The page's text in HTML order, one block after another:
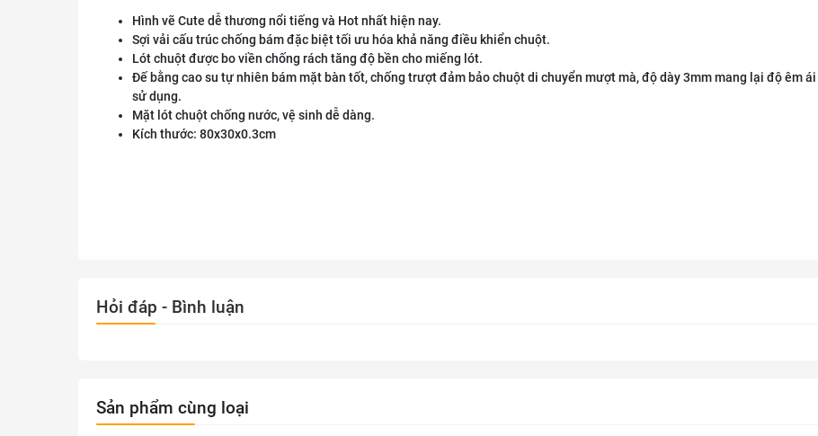
Hình vẽ Cute dễ thương nổi tiếng và Hot nhất hiện nay.
Sợi vải cấu trúc chống bám đặc biệt tối ưu hóa khả năng điều khiển chuột.
Lót chuột được bo viền chống rách tăng độ bền cho miếng lót.
Đế bằng cao su tự nhiên bám mặt bàn tốt, chống trượt đảm bảo chuột di chuyển mượt mà, độ dày 3mm mang lại độ êm ái
sử dụng.
Mặt lót chuột chống nước, vệ sinh dễ dàng.
Kích thước: 80x30x0.3cm
Hỏi đáp - Bình luận
Sản phẩm cùng loại